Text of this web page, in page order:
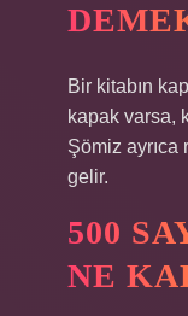
Bir kitabın
kapak varsa,
Şömiz ayrıca
gelir.
500
NE